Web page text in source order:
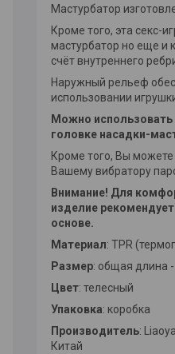
Мастурбатор
Кроме того, эта секс-
мастурбатор но еще и
счёт внутреннего
Наружный рельеф
использовании
Можно использовать
головке насадки-
Кроме того, Вы
Вашему вибратору
Внимание! Для
изделие
основе.
Материал: TPR
Размер: общая длина
Цвет: телесный
Упаковка: коробка
Производитель:
Китай